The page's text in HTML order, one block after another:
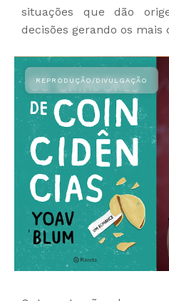
situações que dão
decisões gerando os mais